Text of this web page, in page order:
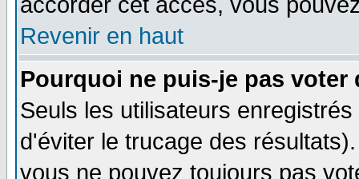
Revenir en haut
Pourquoi ne puis-je pas voter
Seuls les utilisateurs
d'éviter le trucage des
vous ne pouvez toujours pas